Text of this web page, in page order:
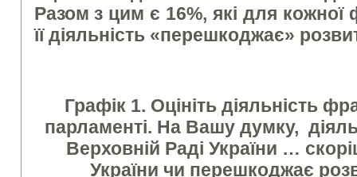
Разом з цим є 16%, які для кожної
її діяльність «перешкоджає»
Графік 1. Оцініть діяльність
парламенті. На Вашу думку,
Верховній Раді України …
України чи перешкоджає